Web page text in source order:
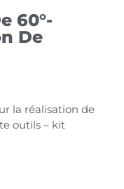
60°-
De
la réalisation de
outils – kit